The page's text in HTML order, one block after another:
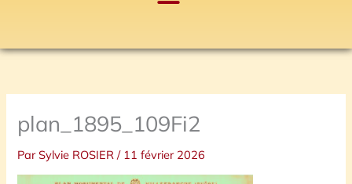
plan_1895_109Fi2
ParSylvie ROSIER/ 11 février 2026